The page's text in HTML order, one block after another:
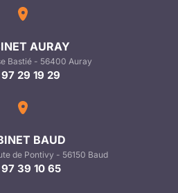
AURAY
Bastié - 56400 Auray
29 19 29
BAUD
de Pontivy - 56150 Baud
39 10 65